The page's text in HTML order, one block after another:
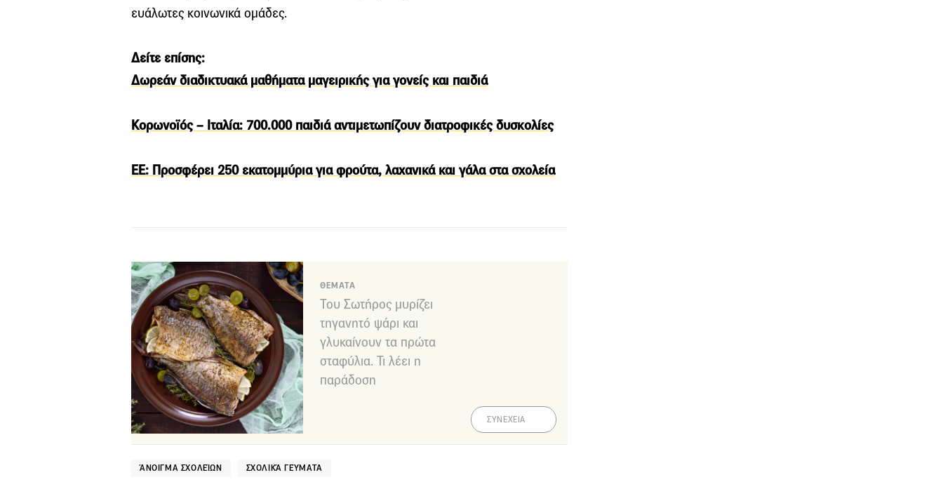
ευάλωτες κοινωνικά ομάδες.
Δείτε επίσης:
Δωρεάν διαδικτυακά μαθήματα μαγειρικής για γονείς και παιδιά
Κορωνοϊός – Ιταλία: 700.000 παιδιά αντιμετωπίζουν διατροφικές δυσκολίες
ΕΕ: Προσφέρει 250 εκατομμύρια για φρούτα, λαχανικά και γάλα στα σχολεία
ΘΕΜΑΤΑ
Του Σωτήρος μυρίζει
τηγανητό ψάρι και
γλυκαίνουν τα πρώτα
σταφύλια. Τι λέει η
παράδοση
ΣΥΝΕΧΕΙΑ
ΆΝΟΙΓΜΑ ΣΧΟΛΕΊΩΝ ΣΧΟΛΙΚΆ ΓΕΎΜΑΤΑ